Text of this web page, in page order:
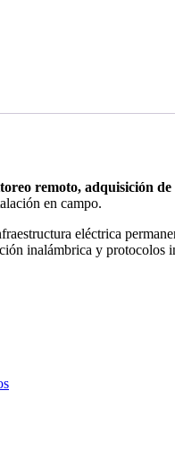
remoto, adquisición
en campo.
eléctrica
inalámbrica y